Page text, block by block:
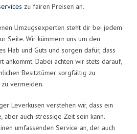
zu fairen Preisen an.
Umzugsexperten steht dir bei jedem
Seite. Wir kümmern uns um den
Hab und Guts und sorgen dafür, dass
ankommt. Dabei achten wir stets darauf,
Besitztümer sorgfältig zu
vermeiden.
Leverkusen verstehen wir, dass ein
auch stressige Zeit sein kann.
umfassenden Service an, der auch